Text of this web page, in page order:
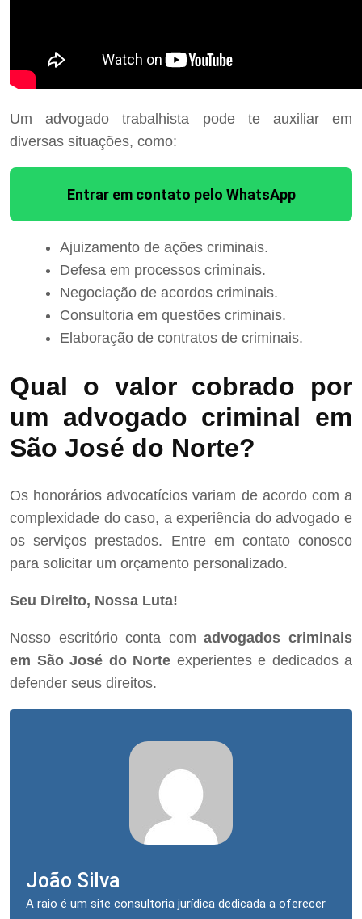
Um advogado trabalhista pode te auxiliar em
diversas situações, como:
Entrar em contato pelo WhatsApp
Ajuizamento de ações criminais.
Defesa em processos criminais.
Negociação de acordos criminais.
Consultoria em questões criminais.
Elaboração de contratos de criminais.
Qual o valor cobrado por
um advogado criminal em
São José do Norte?
Os honorários advocatícios variam de acordo com a
complexidade do caso, a experiência do advogado e
os serviços prestados. Entre em contato conosco
para solicitar um orçamento personalizado.
Seu Direito, Nossa Luta!
Nosso escritório conta comadvogados criminais
em São José do Norte experientes e dedicados a
defender seus direitos.
João Silva
A raio é um site consultoria jurídica dedicada a oferecer